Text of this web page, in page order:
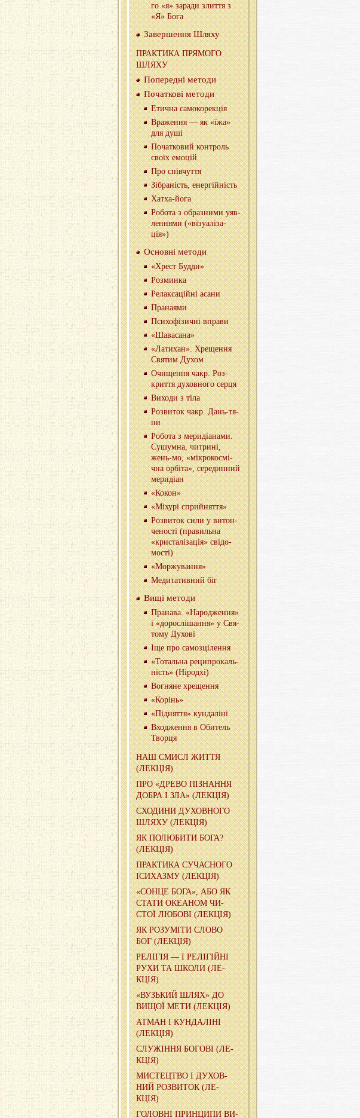
го «я» за­ра­ди зли­т­тя з
«Я» Бога
За­вер­ше­н­ня Шляху
ПРА­КТИ­КА ПРЯ­МО­ГО
ШЛЯХУ
По­пе­ре­дні ме­то­ди
По­ча­тко­ві ме­то­ди
Ети­чна са­мо­ко­ре­кція
Вра­же­н­ня — як «їжа»
для душі
По­ча­тко­вий кон­троль
своїх емо­цій
Про спів­чу­т­тя
Зі­бра­ність, енер­гій­ність
Ха­тха-йо­га
Ро­бо­та з обра­зни­ми уяв­
ле­н­ня­ми («ві­зу­а­лі­за­
ція»)
Основ­ні ме­то­ди
«Хрест Будди»
Роз­мин­ка
Ре­ла­кса­цій­ні асани
Пра­на­я­ми
Пси­хо­фі­зи­чні впра­ви
«Ша­ва­са­на»
«Ла­ти­хан». Хре­ще­н­ня
Свя­тим Духом
Очи­ще­н­ня чакр. Роз­
кри­т­тя ду­хов­но­го серця
Ви­хо­ди з тіла
Роз­ви­ток чакр. Дань-тя­
ни
Ро­бо­та з ме­ри­ді­а­на­ми.
Су­шум­на, чи­три­ні,
жень-мо, «мі­кро­ко­смі­
чна ор­бі­та», се­ре­дин­ний
ме­ри­ді­ан
«Кокон»
«Мі­ху­рі сприйня­т­тя»
Роз­ви­ток сили у ви­тон­
че­но­сті (пра­виль­на
«кри­ста­лі­за­ція» сві­до­
мо­сті)
«Мор­жу­ва­н­ня»
Ме­ди­та­тив­ний біг
Вищі ме­то­ди
Пра­на­ва. «На­ро­дже­н­ня»
і «до­ро­слі­ша­н­ня» у Свя­
то­му Ду­хо­ві
Іще про са­моз­ці­ле­н­ня
«То­таль­на ре­ци­про­каль­
ність» (Ні­род­хі)
Во­гня­не хре­ще­н­ня
«Ко­рінь»
«Під­ня­т­тя» кун­да­лі­ні
Вхо­дже­н­ня в Оби­тель
Твор­ця
НАШ СМИСЛ ЖИТТЯ
(ЛЕ­КЦІЯ)
ПРО «ДРЕВО ПІ­ЗНА­Н­НЯ
ДОБРА І ЗЛА» (ЛЕ­КЦІЯ)
СХО­ДИ­НИ ДУ­ХОВ­НО­ГО
ШЛЯХУ (ЛЕ­КЦІЯ)
ЯК ПО­ЛЮ­БИ­ТИ БОГА?
(ЛЕ­КЦІЯ)
ПРА­КТИ­КА СУ­ЧА­СНО­ГО
ІСИ­ХА­ЗМУ (ЛЕ­КЦІЯ)
«СОНЦЕ БОГА», АБО ЯК
СТАТИ ОКЕ­А­НОМ ЧИ­
СТОЇ ЛЮ­БО­ВІ (ЛЕ­КЦІЯ)
ЯК РО­ЗУ­МІ­ТИ СЛОВО
БОГ (ЛЕ­КЦІЯ)
РЕ­ЛІ­ГІЯ — І РЕ­ЛІ­ГІЙ­НІ
РУХИ ТА ШКОЛИ (ЛЕ­
КЦІЯ)
«ВУЗЬ­КИЙ ШЛЯХ» ДО
ВИЩОЇ МЕТИ (ЛЕ­КЦІЯ)
АТМАН І КУН­ДА­ЛІ­НІ
(ЛЕ­КЦІЯ)
СЛУ­ЖІ­Н­НЯ БО­ГО­ВІ (ЛЕ­
КЦІЯ)
МИ­СТЕ­ЦТВО І ДУ­ХОВ­
НИЙ РОЗ­ВИ­ТОК (ЛЕ­
КЦІЯ)
ГО­ЛОВ­НІ ПРИН­ЦИ­ПИ ВИ­